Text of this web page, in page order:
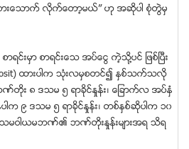
ားေသာက္ လိုက္ေတာ့မယ္” ဟု အဆိုပါ စုံတြဲမွ
င္းမွာ စာရင္းေသ အပ္ေငြ ကဲ့သို႔ပင္ ျဖစ္ၿပီး
ထားပါက သုံးလမွစတင္၍ ႏွစ္သက္သလို
တိုး ၈ ဒသမ ၅ ရာခိုင္ႏႈန္း၊ ေျခာက္လ အပ္ႏွံ
ါက ၉ ဒသမ ၅ ရာခိုင္ႏႈန္း၊ တစ္ႏွစ္ဆိုပါက ၁၀
း သမဝါယမဘဏ္၏ ဘဏ္တိုးႏႈန္းမ်ားအရ သိရ